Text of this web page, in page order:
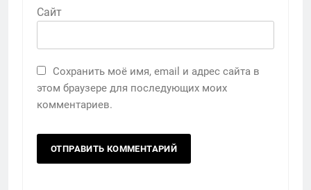
Сайт
Сохранить моё имя, email и адрес сайта в
этом браузере для последующих моих
комментариев.